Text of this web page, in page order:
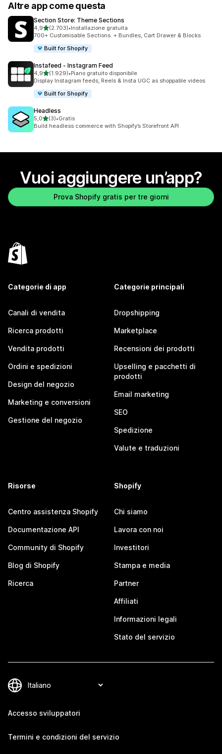
Altre app come questa
Section Store: Theme Sections
4,9stelle su 5
(2.703)
2703 recensioni totali
•Installazione gratuita
700+ Customisable Sections. + Bundles, Cart Drawer & Blocks
Built for Shopify
Instafeed ‑ Instagram Feed
4,9stelle su 5
(1.929)
1929 recensioni totali
•Piano gratuito disponibile
Display Instagram feeds, Reels & Insta UGC as shoppable videos
Built for Shopify
Headless
5,0stelle su 5
(3)
3 recensioni totali
•Gratis
Build headless commerce with Shopify’s Storefront API
Vuoi aggiungere un’app?
Prova Shopify gratis per tre giorni
Categorie di app
Canali di vendita
Ricerca prodotti
Vendita prodotti
Ordini e spedizioni
Design del negozio
Marketing e conversioni
Gestione del negozio
Categorie principali
Dropshipping
Marketplace
Recensioni dei prodotti
Upselling e pacchetti di
prodotti
Email marketing
SEO
Spedizione
Valute e traduzioni
Risorse
Centro assistenza Shopify
Documentazione API
Community di Shopify
Blog di Shopify
Ricerca
Shopify
Chi siamo
Lavora con noi
Investitori
Stampa e media
Partner
Affiliati
Informazioni legali
Stato del servizio
Accesso sviluppatori
Termini e condizioni del servizio